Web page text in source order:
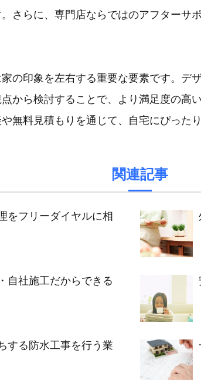
さらに、専門店ならではのアフターサ
の印象を左右する重要な要素です。デ
から検討することで、より満足度の高
無料見積もりを通じて、自宅にぴった
関連記事
をフリーダイヤルに相
自社施工だからできる
する防水工事を行う業